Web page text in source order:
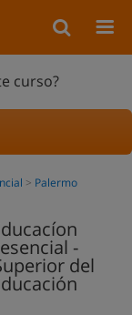
curso?
Palermo
-
del